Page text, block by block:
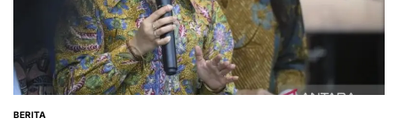
POSTED
BERITA